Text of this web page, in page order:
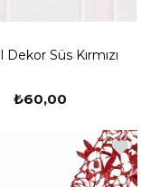
Dekor Süs Kırmızı
₺60,00